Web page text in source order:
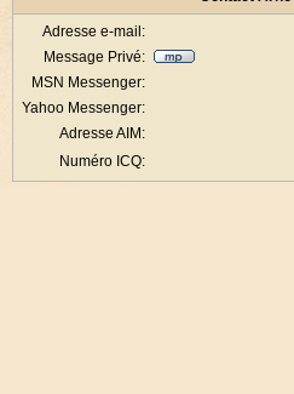
Adresse e-mail:
Message Privé:
MSN Messenger:
Yahoo Messenger:
Adresse AIM:
Numéro ICQ: